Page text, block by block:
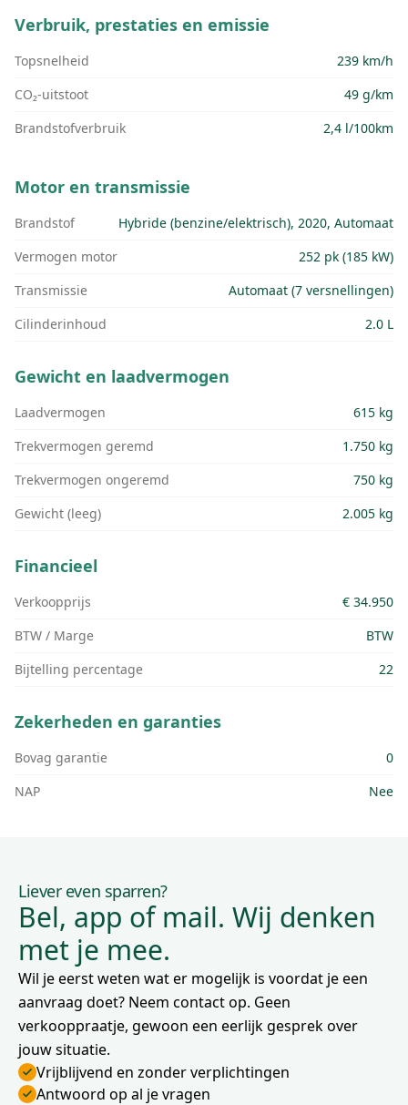
Verbruik, prestaties en emissie
Topsnelheid
239 km/h
CO₂-uitstoot
49 g/km
Brandstofverbruik
2,4 l/100km
Motor en transmissie
Brandstof
Hybride (benzine/elektrisch), 2020, Automaat
Vermogen motor
252 pk (185 kW)
Transmissie
Automaat (7 versnellingen)
Cilinderinhoud
2.0 L
Gewicht en laadvermogen
Laadvermogen
615 kg
Trekvermogen geremd
1.750 kg
Trekvermogen ongeremd
750 kg
Gewicht (leeg)
2.005 kg
Financieel
Verkoopprijs
€ 34.950
BTW / Marge
BTW
Bijtelling percentage
22
Zekerheden en garanties
Bovag garantie
0
NAP
Nee
Liever even sparren?
Bel, app of mail. Wij denken
met je mee.
Wil je eerst weten wat er mogelijk is voordat je een
aanvraag doet? Neem contact op. Geen
verkooppraatje, gewoon een eerlijk gesprek over
jouw situatie.
Vrijblijvend en zonder verplichtingen
Antwoord op al je vragen